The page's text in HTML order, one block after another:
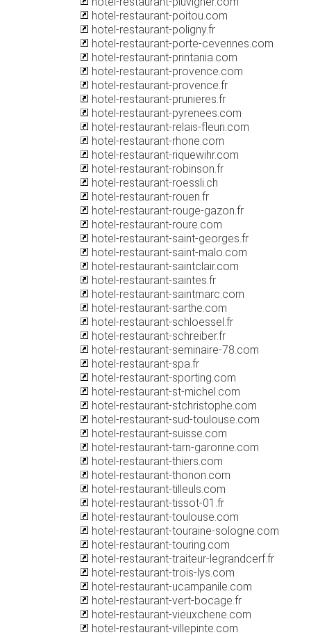
hotel-restaurant-poitou.com
hotel-restaurant-poligny.fr
hotel-restaurant-porte-cevennes.com
hotel-restaurant-printania.com
hotel-restaurant-provence.com
hotel-restaurant-provence.fr
hotel-restaurant-prunieres.fr
hotel-restaurant-pyrenees.com
hotel-restaurant-relais-fleuri.com
hotel-restaurant-rhone.com
hotel-restaurant-riquewihr.com
hotel-restaurant-robinson.fr
hotel-restaurant-roessli.ch
hotel-restaurant-rouen.fr
hotel-restaurant-rouge-gazon.fr
hotel-restaurant-roure.com
hotel-restaurant-saint-georges.fr
hotel-restaurant-saint-malo.com
hotel-restaurant-saintclair.com
hotel-restaurant-saintes.fr
hotel-restaurant-saintmarc.com
hotel-restaurant-sarthe.com
hotel-restaurant-schloessel.fr
hotel-restaurant-schreiber.fr
hotel-restaurant-seminaire-78.com
hotel-restaurant-spa.fr
hotel-restaurant-sporting.com
hotel-restaurant-st-michel.com
hotel-restaurant-stchristophe.com
hotel-restaurant-sud-toulouse.com
hotel-restaurant-suisse.com
hotel-restaurant-tarn-garonne.com
hotel-restaurant-thiers.com
hotel-restaurant-thonon.com
hotel-restaurant-tilleuls.com
hotel-restaurant-tissot-01.fr
hotel-restaurant-toulouse.com
hotel-restaurant-touraine-sologne.com
hotel-restaurant-touring.com
hotel-restaurant-traiteur-legrandcerf.fr
hotel-restaurant-trois-lys.com
hotel-restaurant-ucampanile.com
hotel-restaurant-vert-bocage.fr
hotel-restaurant-vieuxchene.com
hotel-restaurant-villepinte.com